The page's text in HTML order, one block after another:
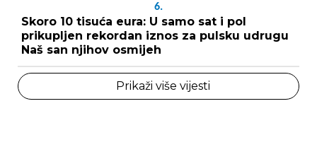
6.
Skoro 10 tisuća eura: U samo sat i pol
prikupljen rekordan iznos za pulsku udrugu
Naš san njihov osmijeh
Prikaži više vijesti